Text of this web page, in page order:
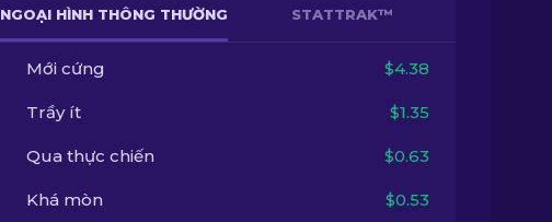
NGOẠI HÌNH THÔNG THƯỜNG STATTRAK™
Mới cứng $4.38
Trầy ít $1.35
Qua thực chiến $0.63
Khá mòn $0.53